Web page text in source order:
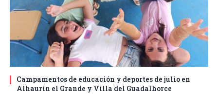
Campamentos de educación y deportes de julio en
Alhaurín el Grande y Villa del Guadalhorce